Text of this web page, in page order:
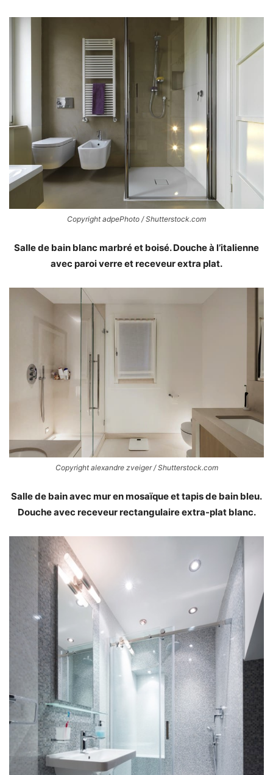
Copyright adpePhoto / Shutterstock.com
Salle de bain blanc marbré et boisé. Douche à l’italienne
avec paroi verre et receveur extra plat.
Copyright alexandre zveiger / Shutterstock.com
Salle de bain avec mur en mosaïque et tapis de bain bleu.
Douche avec receveur rectangulaire extra-plat blanc.